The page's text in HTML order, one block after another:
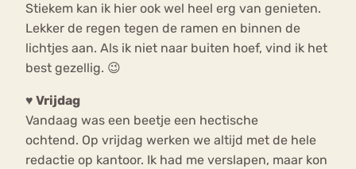
Stiekem kan ik hier ook wel heel erg van genieten.
Lekker de regen tegen de ramen en binnen de
lichtjes aan. Als ik niet naar buiten hoef, vind ik het
best gezellig. 😉
♥ Vrijdag
Vandaag was een beetje een hectische
ochtend. Op vrijdag werken we altijd met de hele
redactie op kantoor. Ik had me verslapen, maar kon